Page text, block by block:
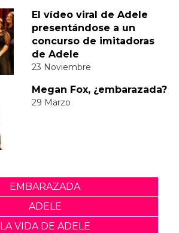
El vídeo viral de Adele
presentándose a un
concurso de imitadoras
de Adele
23 Noviembre
Megan Fox, ¿embarazada?
29 Marzo
EMBARAZADA
ADELE
LA VIDA DE ADELE